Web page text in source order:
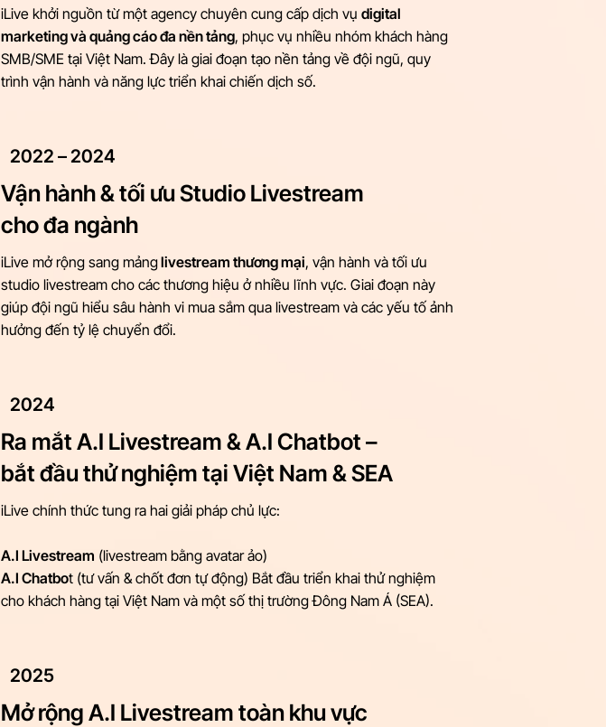
iLive khởi nguồn từ một agency chuyên cung cấp dịch vụ digital
marketing và quảng cáo đa nền tảng, phục vụ nhiều nhóm khách hàng
SMB/SME tại Việt Nam. Đây là giai đoạn tạo nền tảng về đội ngũ, quy
trình vận hành và năng lực triển khai chiến dịch số.
2022 – 2024
Vận hành & tối ưu Studio Livestream
cho đa ngành
iLive mở rộng sang mảnglivestream thương mại, vận hành và tối ưu
studio livestream cho các thương hiệu ở nhiều lĩnh vực. Giai đoạn này
giúp đội ngũ hiểu sâu hành vi mua sắm qua livestream và các yếu tố ảnh
hưởng đến tỷ lệ chuyển đổi.
2024
Ra mắt A.I Livestream & A.I Chatbot –
bắt đầu thử nghiệm tại Việt Nam & SEA
iLive chính thức tung ra hai giải pháp chủ lực:
A.I Livestream (livestream bằng avatar ảo)
A.I Chatbot (tư vấn & chốt đơn tự động) Bắt đầu triển khai thử nghiệm
cho khách hàng tại Việt Nam và một số thị trường Đông Nam Á (SEA).
2025
Mở rộng A.I Livestream toàn khu vực